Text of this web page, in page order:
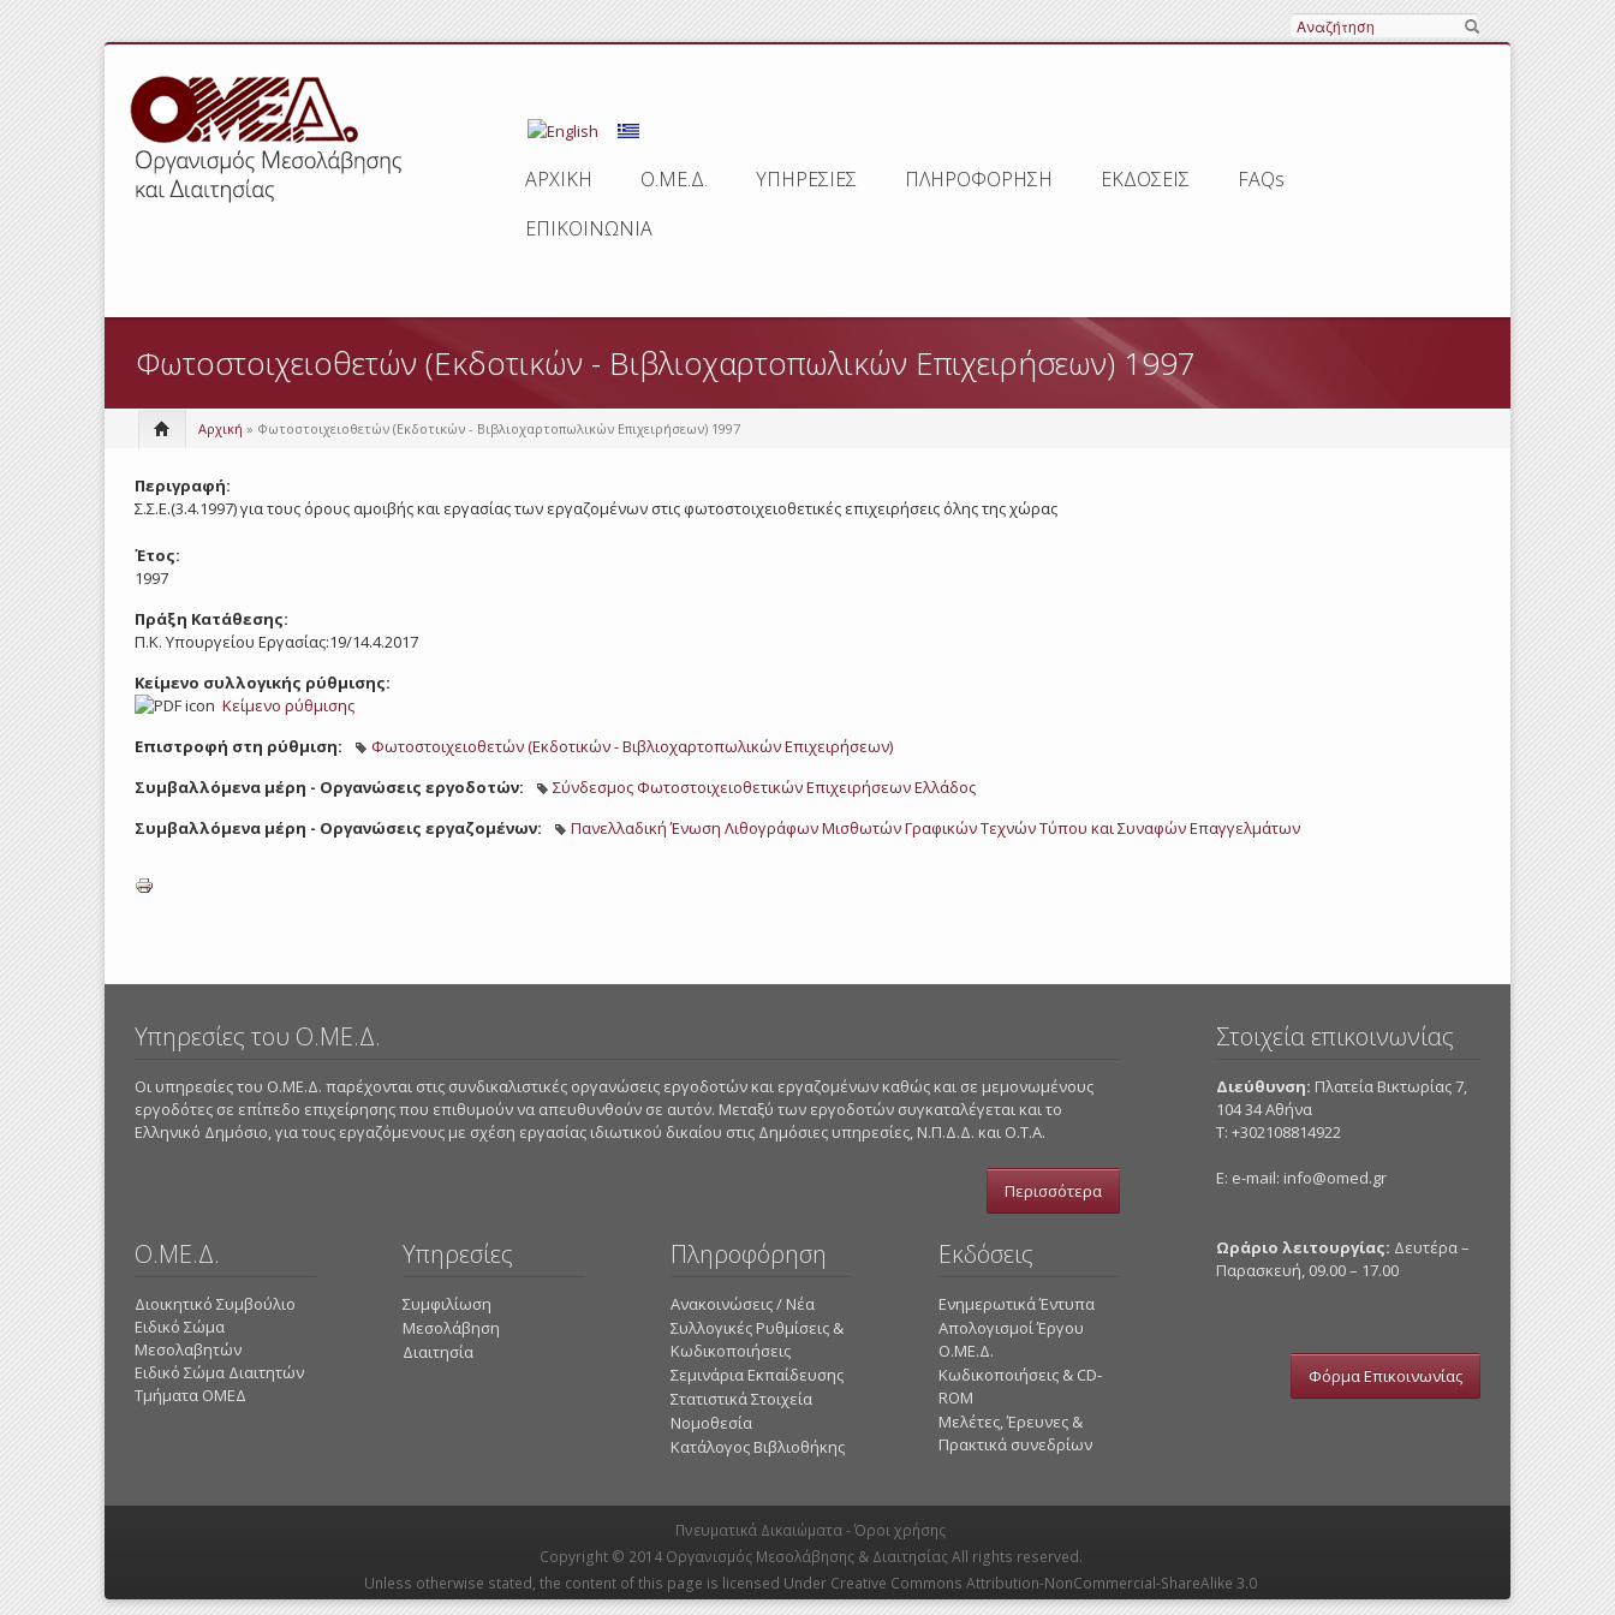
Αναζήτηση
ΑΡΧΙΚΗ Ο.ΜΕ.Δ. ΥΠΗΡΕΣΙΕΣ ΠΛΗΡΟΦΟΡΗΣΗ ΕΚΔΟΣΕΙΣ
FAQs
ΕΠΙΚΟΙΝΩΝΙΑ
Φωτοστοιχειοθετών (Εκδοτικών - Βιβλιοχαρτοπωλικών Επιχειρήσεων) 1997
Αρχική » Φωτοστοιχειοθετών (Εκδοτικών - Βιβλιοχαρτοπωλικών Επιχειρήσεων) 1997
Περιγραφή:
Σ.Σ.Ε.(3.4.1997) για τους όρους αμοιβής και εργασίας των εργαζομένων στις φωτοστοιχειοθετικές επιχειρήσεις όλης της χώρας
Έτος:
1997
Πράξη Κατάθεσης:
Π.Κ. Υπουργείου Εργασίας:19/14.4.2017
Κείμενο συλλογικής ρύθμισης:
Κείμενο ρύθμισης
Επιστροφή στη ρύθμιση:
Φωτοστοιχειοθετών (Εκδοτικών - Βιβλιοχαρτοπωλικών Επιχειρήσεων)
Συμβαλλόμενα μέρη - Οργανώσεις εργοδοτών:
Σύνδεσμος Φωτοστοιχειοθετικών Επιχειρήσεων Ελλάδος
Συμβαλλόμενα μέρη - Οργανώσεις εργαζομένων:
Πανελλαδική Ένωση Λιθογράφων Μισθωτών Γραφικών Τεχνών Τύπου και Συναφών Επαγγελμάτων
Υπηρεσίες του Ο.ΜΕ.Δ.
Οι υπηρεσίες του Ο.ΜΕ.Δ. παρέχονται στις συνδικαλιστικές οργανώσεις εργοδοτών και εργαζομένων καθώς και σε μεμονωμένους
εργοδότες σε επίπεδο επιχείρησης που επιθυμούν να απευθυνθούν σε αυτόν. Μεταξύ των εργοδοτών συγκαταλέγεται και το
Ελληνικό Δημόσιο, για τους εργαζόμενους με σχέση εργασίας ιδιωτικού δικαίου στις Δημόσιες υπηρεσίες, Ν.Π.Δ.Δ. και Ο.Τ.Α.
Περισσότερα
Ο.ΜΕ.Δ.
Διοικητικό Συμβούλιο
Ειδικό Σώμα
Μεσολαβητών
Ειδικό Σώμα Διαιτητών
Τμήματα ΟΜΕΔ
Υπηρεσίες
Συμφιλίωση
Μεσολάβηση
Διαιτησία
Πληροφόρηση
Ανακοινώσεις / Νέα
Συλλογικές Ρυθμίσεις &
Κωδικοποιήσεις
Σεμινάρια Εκπαίδευσης
Στατιστικά Στοιχεία
Νομοθεσία
Κατάλογος Βιβλιοθήκης
Εκδόσεις
Ενημερωτικά Έντυπα
Απολογισμοί Έργου
Ο.ΜΕ.Δ.
Κωδικοποιήσεις & CD-
ROM
Mελέτες, Έρευνες &
Πρακτικά συνεδρίων
Στοιχεία επικοινωνίας
Διεύθυνση: Πλατεία Βικτωρίας 7,
104 34 Αθήνα
Τ: +302108814922
E: e-mail: info@omed.gr
Ωράριο λειτουργίας: Δευτέρα –
Παρασκευή, 09.00 – 17.00
Φόρμα Επικοινωνίας
Πνευματικά Δικαιώματα - Όροι χρήσης
Copyright © 2014 Οργανισμός Μεσολάβησης & Διαιτησίας All rights reserved.
Unless otherwise stated, the content of this page is licensed Under Creative Commons Attribution-NonCommercial-ShareAlike 3.0